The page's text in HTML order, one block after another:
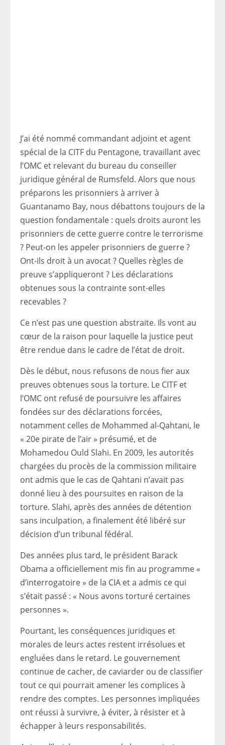
J’ai été nommé commandant adjoint et agent
spécial de la CITF du Pentagone, travaillant avec
l’OMC et relevant du bureau du conseiller
juridique général de Rumsfeld. Alors que nous
préparons les prisonniers à arriver à
Guantanamo Bay, nous débattons toujours de la
question fondamentale : quels droits auront les
prisonniers de cette guerre contre le terrorisme
? Peut-on les appeler prisonniers de guerre ?
Ont-ils droit à un avocat ? Quelles règles de
preuve s’appliqueront ? Les déclarations
obtenues sous la contrainte sont-elles
recevables ?
Ce n’est pas une question abstraite. Ils vont au
cœur de la raison pour laquelle la justice peut
être rendue dans le cadre de l’état de droit.
Dès le début, nous refusons de nous fier aux
preuves obtenues sous la torture. Le CITF et
l’OMC ont refusé de poursuivre les affaires
fondées sur des déclarations forcées,
notamment celles de Mohammed al-Qahtani, le
« 20e pirate de l’air » présumé, et de
Mohamedou Ould Slahi. En 2009, les autorités
chargées du procès de la commission militaire
ont admis que le cas de Qahtani n’avait pas
donné lieu à des poursuites en raison de la
torture. Slahi, après des années de détention
sans inculpation, a finalement été libéré sur
décision d’un tribunal fédéral.
Des années plus tard, le président Barack
Obama a officiellement mis fin au programme «
d’interrogatoire » de la CIA et a admis ce qui
s’était passé : « Nous avons torturé certaines
personnes ».
Pourtant, les conséquences juridiques et
morales de leurs actes restent irrésolues et
engluées dans le retard. Le gouvernement
continue de cacher, de caviarder ou de classifier
tout ce qui pourrait amener les complices à
rendre des comptes. Les personnes impliquées
ont réussi à survivre, à éviter, à résister et à
échapper à leurs responsabilités.